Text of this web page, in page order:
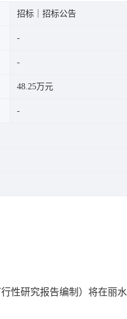
招标｜招标公告
48.25万元
性研究报告编制 ） 将在丽水